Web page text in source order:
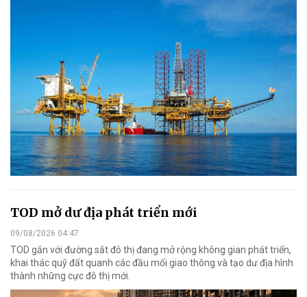
TOD mở dư địa phát triển mới
09/08/2026 04:47
TOD gắn với đường sắt đô thị đang mở rộng không gian phát triển,
khai thác quỹ đất quanh các đầu mối giao thông và tạo dư địa hình
thành những cực đô thị mới.